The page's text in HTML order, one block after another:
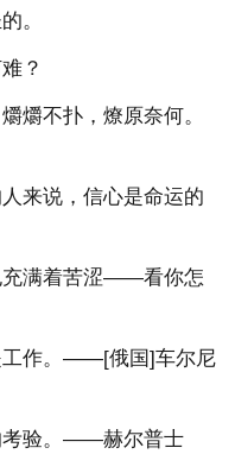
。
？
爝不扑，燎原奈何。
来说，信心是命运的
充满着苦涩——看你怎
工作。——[俄国]车尔尼
考验。——赫尔普士